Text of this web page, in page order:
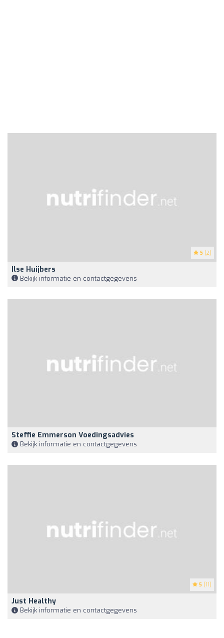
5 (2)
Ilse Huijbers
Bekijk informatie en contactgegevens
Steffie Emmerson Voedingsadvies
Bekijk informatie en contactgegevens
5 (11)
Just Healthy
Bekijk informatie en contactgegevens